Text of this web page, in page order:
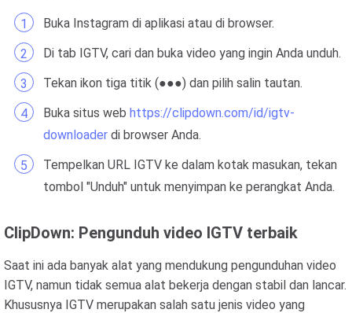
Buka Instagram di aplikasi atau di browser.
Di tab IGTV, cari dan buka video yang ingin Anda unduh.
Tekan ikon tiga titik (●●●) dan pilih salin tautan.
Buka situs web https://clipdown.com/id/igtv-
downloader di browser Anda.
Tempelkan URL IGTV ke dalam kotak masukan, tekan
tombol "Unduh" untuk menyimpan ke perangkat Anda.
ClipDown: Pengunduh video IGTV terbaik
Saat ini ada banyak alat yang mendukung pengunduhan video
IGTV, namun tidak semua alat bekerja dengan stabil dan lancar.
Khususnya IGTV merupakan salah satu jenis video yang